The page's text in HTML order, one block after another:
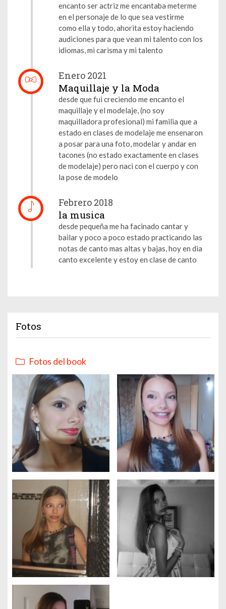
encanto ser actriz me encantaba meterme
en el personaje de lo que sea vestirme
como ella y todo, ahorita estoy haciendo
audiciones para que vean mi talento con los
idiomas, mi carisma y mi talento
Enero 2021
Maquillaje y la Moda
desde que fui creciendo me encanto el
maquillaje y el modelaje, (no soy
maquilladora profesional) mi familia que a
estado en clases de modelaje me ensenaron
a posar para una foto, modelar y andar en
tacones (no estado exactamente en clases
de modelaje) pero naci con el cuerpo y con
la pose de modelo
Febrero 2018
la musica
desde pequeña me ha facinado cantar y
bailar y poco a poco estado practicando las
notas de canto mas altas y bajas, hoy en dia
canto excelente y estoy en clase de canto
Fotos
Fotos del book